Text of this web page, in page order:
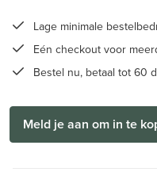
Lage minimale
Eén checkout voor
Bestel nu, betaal tot 60
Meld je aan om in te